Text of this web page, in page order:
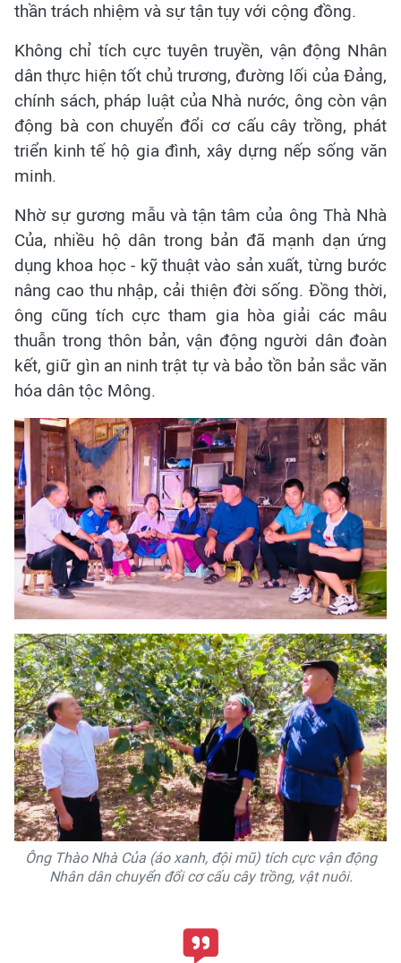
thần trách nhiệm và sự tận tụy với cộng đồng.
Không chỉ tích cực tuyên truyền, vận động Nhân
dân thực hiện tốt chủ trương, đường lối của Đảng,
chính sách, pháp luật của Nhà nước, ông còn vận
động bà con chuyển đổi cơ cấu cây trồng, phát
triển kinh tế hộ gia đình, xây dựng nếp sống văn
minh.
Nhờ sự gương mẫu và tận tâm của ông Thà Nhà
Của, nhiều hộ dân trong bản đã mạnh dạn ứng
dụng khoa học - kỹ thuật vào sản xuất, từng bước
nâng cao thu nhập, cải thiện đời sống. Đồng thời,
ông cũng tích cực tham gia hòa giải các mâu
thuẫn trong thôn bản, vận động người dân đoàn
kết, giữ gìn an ninh trật tự và bảo tồn bản sắc văn
hóa dân tộc Mông.
Ông Thào Nhà Của (áo xanh, đội mũ) tích cực vận động
Nhân dân chuyển đổi cơ cấu cây trồng, vật nuôi.